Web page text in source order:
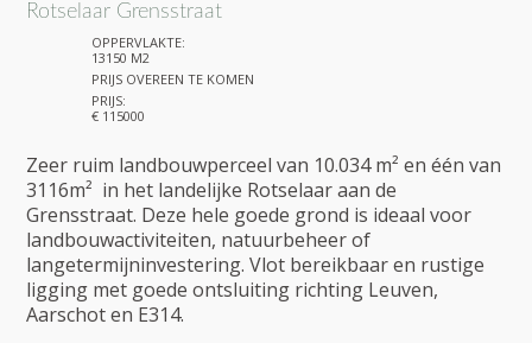
Rotselaar Grensstraat
OPPERVLAKTE:
13150 M2
PRIJS OVEREEN TE KOMEN
PRIJS:
€ 115000
Zeer ruim landbouwperceel van 10.034 m² en één van
3116m² in het landelijke Rotselaar aan de
Grensstraat. Deze hele goede grond is ideaal voor
landbouwactiviteiten, natuurbeheer of
langetermijninvestering. Vlot bereikbaar en rustige
ligging met goede ontsluiting richting Leuven,
Aarschot en E314.